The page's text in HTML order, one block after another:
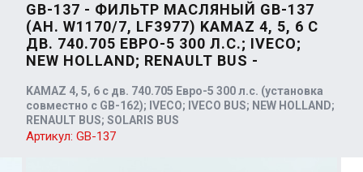
GB-137 - ФИЛЬТР МАСЛЯНЫЙ GB-137
(АН. W1170/7, LF3977) KAMAZ 4, 5, 6 С
ДВ. 740.705 ЕВРО-5 300 Л.С.; IVECO;
NEW HOLLAND; RENAULT BUS -
KAMAZ 4, 5, 6 с дв. 740.705 Евро-5 300 л.с. (установка
совместно с GB-162); IVECO; IVECO BUS; NEW HOLLAND;
RENAULT BUS; SOLARIS BUS
Артикул: GB-137